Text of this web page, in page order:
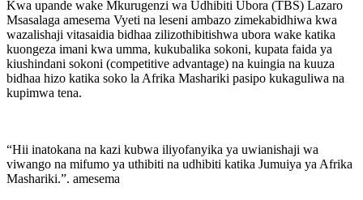
Kwa upande wake Mkurugenzi wa Udhibiti Ubora (TBS) Lazaro
Msasalaga amesema Vyeti na leseni ambazo zimekabidhiwa kwa
wazalishaji vitasaidia bidhaa zilizothibitishwa ubora wake katika
kuongeza imani kwa umma, kukubalika sokoni, kupata faida ya
kiushindani sokoni (competitive advantage) na kuingia na kuuza
bidhaa hizo katika soko la Afrika Mashariki pasipo kukaguliwa na
kupimwa tena.
“Hii inatokana na kazi kubwa iliyofanyika ya uwianishaji wa
viwango na mifumo ya uthibiti na udhibiti katika Jumuiya ya Afrika
Mashariki.”. amesema